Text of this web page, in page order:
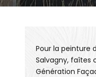
Pour la peinture
Salvagny, faîtes
Génération